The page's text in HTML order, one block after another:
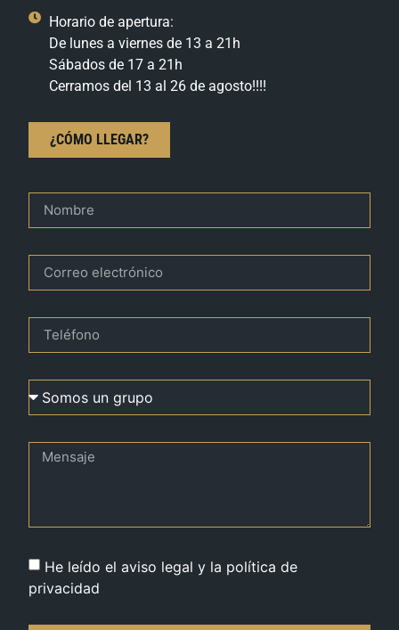
Horario de apertura:
De lunes a viernes de 13 a 21h
Sábados de 17 a 21h
Cerramos del 13 al 26 de agosto!!!!
¿CÓMO LLEGAR?
He leído el aviso legal y la política de
privacidad